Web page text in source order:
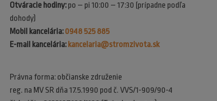
Otváracie hodiny:po – pi 10:00 – 17:30 (prípadne podľa
dohody)
Mobil kancelária:0948 525 885
E-mail kancelária:kancelaria@stromzivota.sk
Právna forma: občianske združenie
reg. na MV SR dňa 17.5.1990 pod č. VVS/1-909/90-4